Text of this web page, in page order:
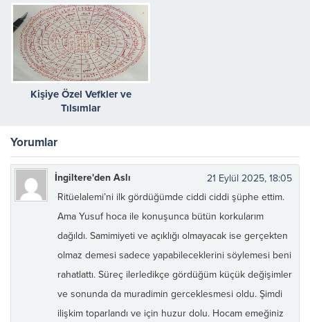
Kişiye Özel Vefkler ve
Tılsımlar
Yorumlar
İngiltere'den Aslı
21 Eylül 2025, 18:05
Ritüelalemi’ni ilk gördüğümde ciddi ciddi şüphe ettim.
Ama Yusuf hoca ile konuşunca bütün korkularım
dağıldı. Samimiyeti ve açıklığı olmayacak ise gerçekten
olmaz demesi sadece yapabileceklerini söylemesi beni
rahatlattı. Süreç ilerledikçe gördüğüm küçük değişimler
ve sonunda da muradimin gerceklesmesi oldu. Şimdi
ilişkim toparlandı ve için huzur dolu. Hocam emeğiniz